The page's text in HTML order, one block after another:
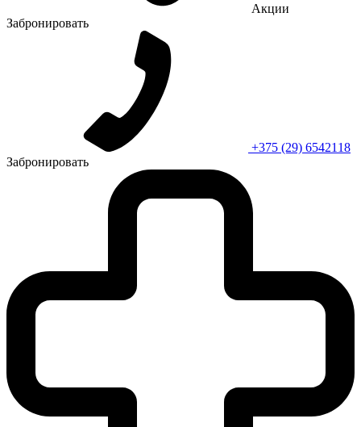
Акции
Забронировать
+375 (29) 6542118
Забронировать